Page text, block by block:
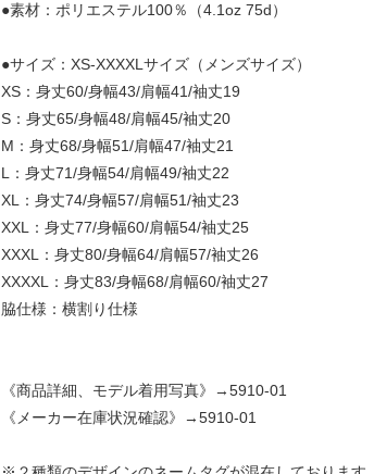
●素材：ポリエステル100％（4.1oz 75d）
●サイズ：XS-XXXXLサイズ（メンズサイズ）
XS：身丈60/身幅43/肩幅41/袖丈19
S：身丈65/身幅48/肩幅45/袖丈20
M：身丈68/身幅51/肩幅47/袖丈21
L：身丈71/身幅54/肩幅49/袖丈22
XL：身丈74/身幅57/肩幅51/袖丈23
XXL：身丈77/身幅60/肩幅54/袖丈25
XXXL：身丈80/身幅64/肩幅57/袖丈26
XXXXL：身丈83/身幅68/肩幅60/袖丈27
脇仕様：横割り仕様
《商品詳細、モデル着用写真》→5910-01
《メーカー在庫状況確認》→5910-01